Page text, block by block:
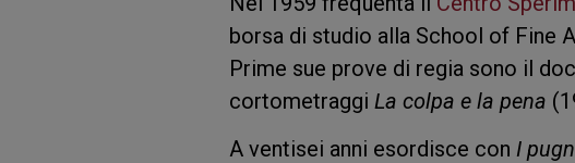
borsa di studio alla School of Fine
Prime sue prove di regia sono il
cortometraggi La colpa e la pena
A ventisei anni esordisce con I